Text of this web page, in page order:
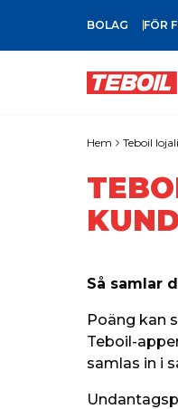
GÅ TILL
BOLAG FÖR
Hem Teboil
Så samlar
Poäng kan
Teboil-
samlas in i